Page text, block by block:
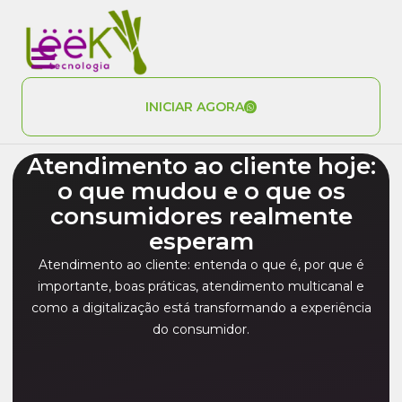
INICIAR AGORA
Atendimento ao cliente hoje:
o que mudou e o que os
consumidores realmente
esperam
Atendimento ao cliente: entenda o que é, por que é
importante, boas práticas, atendimento multicanal e
como a digitalização está transformando a experiência
do consumidor.